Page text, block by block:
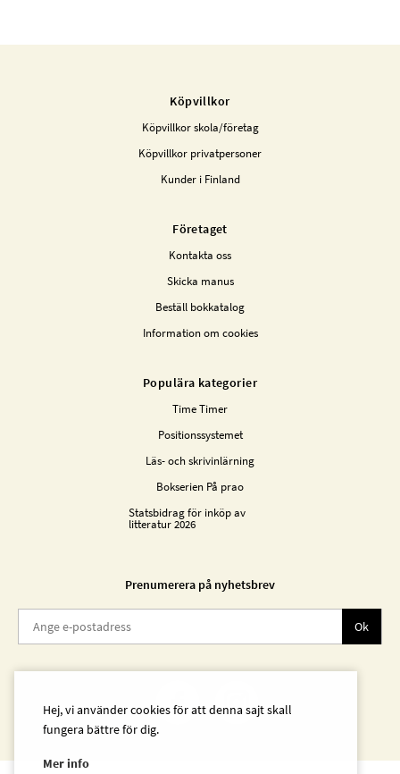
Köpvillkor
Köpvillkor skola/företag
Köpvillkor privatpersoner
Kunder i Finland
Företaget
Kontakta oss
Skicka manus
Beställ bokkatalog
Information om cookies
Populära kategorier
Time Timer
Positionssystemet
Läs- och skrivinlärning
Bokserien På prao
Statsbidrag för inköp av
litteratur 2026
Prenumerera på nyhetsbrev
Ok
Hej, vi använder cookies för att denna sajt skall
fungera bättre för dig.
Mer info